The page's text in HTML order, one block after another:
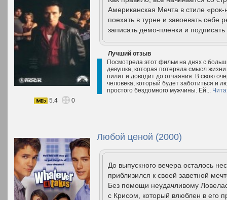
Американская Мечта в стиле
поехать в турне и завоевать
записать демо-пленки и подписать
Лучший отзыв
Посмотрела этот фильм на днях с
девушка, которая потеряла смысл
пилит и доводит до отчаяния. В свою
человека, который будет заботиться и
простого бездомного мужчины. Ей...
5.4
0
Любой ценой (2000)
До выпускного вечера осталось
приблизился к своей заветной
Без помощи неудачливому
с Крисом, который влюблен в его